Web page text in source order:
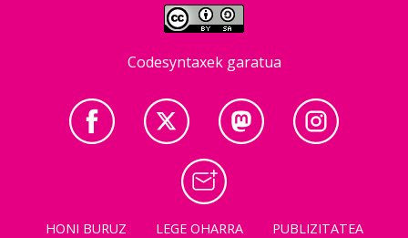
Codesyntaxek garatua
HONI BURUZ LEGE OHARRA
PUBLIZITATEA